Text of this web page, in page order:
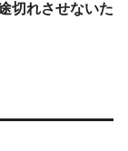
切れさせないた